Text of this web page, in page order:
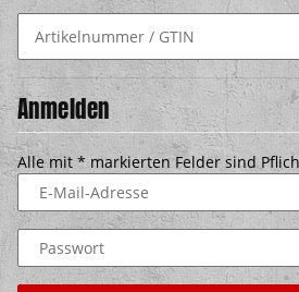
Anmelden
Alle mit * markierten Felder sind
E-Mail-Adresse
Passwort